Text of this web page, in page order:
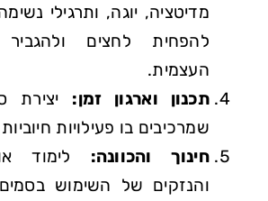
מדיטציה, יוגה, ותרגילי
להפחית לחצים
העצמית.
תכנון וארגון זמן: יצירת
שמרכיבים בו פעילויות
חינוך והכוונה: לימוד
והנזקים של השימוש